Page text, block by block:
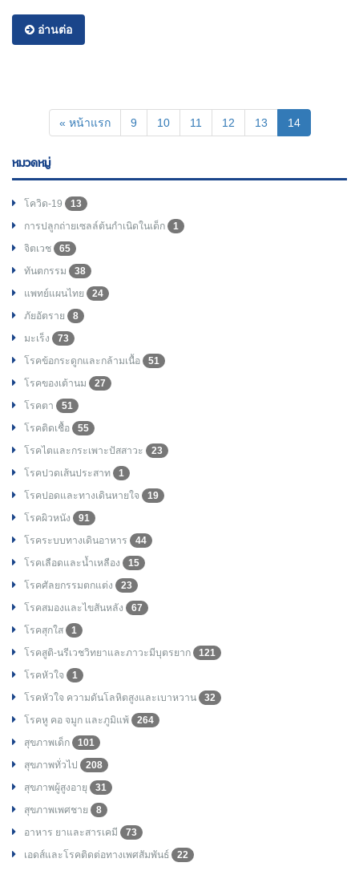
อ่านต่อ
« หน้าแรก 9 10 11 12 13 14(current)
หมวดหมู่
โควิด-19
13
การปลูกถ่ายเซลล์ต้นกำเนิดในเด็ก
1
จิตเวช
65
ทันตกรรม
38
แพทย์แผนไทย
24
ภัยอัตราย
8
มะเร็ง
73
โรคข้อกระดูกและกล้ามเนื้อ
51
โรคของเต้านม
27
โรคตา
51
โรคติดเชื้อ
55
โรคไตและกระเพาะปัสสาวะ
23
โรคปวดเส้นประสาท
1
โรคปอดและทางเดินหายใจ
19
โรคผิวหนัง
91
โรคระบบทางเดินอาหาร
44
โรคเลือดและน้ำเหลือง
15
โรคศัลยกรรมตกแต่ง
23
โรคสมองและไขสันหลัง
67
โรคสุกใส
1
โรคสูติ-นรีเวชวิทยาและภาวะมีบุตรยาก
121
โรคหัวใจ
1
โรคหัวใจ ความดันโลหิตสูงและเบาหวาน
32
โรคหู คอ จมูก และภูมิแพ้
264
สุขภาพเด็ก
101
สุขภาพทั่วไป
208
สุขภาพผู้สูงอายุ
31
สุขภาพเพศชาย
8
อาหาร ยาและสารเคมี
73
เอดส์และโรคติดต่อทางเพศสัมพันธ์
22